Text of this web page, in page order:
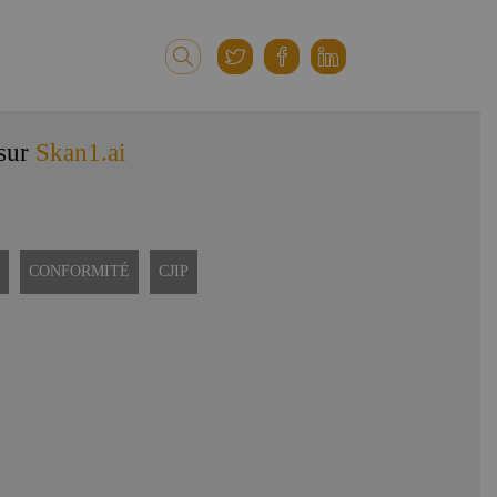
Skan1.ai
CONFORMITÉ CJIP